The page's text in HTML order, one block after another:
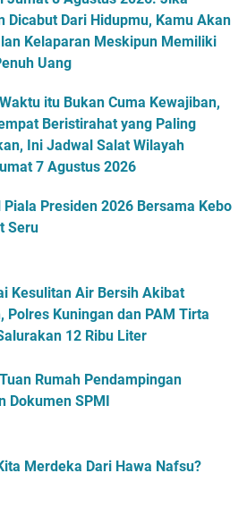
Dicabut Dari Hidupmu, Kamu Akan
Kelaparan Meskipun Memiliki
Uang
itu Bukan Cuma Kewajiban,
Beristirahat yang Paling
Ini Jadwal Salat Wilayah
7 Agustus 2026
Piala Presiden 2026 Bersama Kebo
Seru
Kesulitan Air Bersih Akibat
Polres Kuningan dan PAM Tirta
12 Ribu Liter
Rumah Pendampingan
Dokumen SPMI
Merdeka Dari Hawa Nafsu?